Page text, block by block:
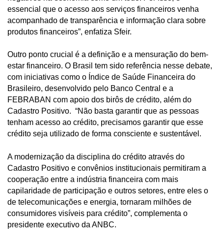
essencial que o acesso aos serviços financeiros venha
acompanhado de transparência e informação clara sobre
produtos financeiros”, enfatiza Sfeir.
Outro ponto crucial é a definição e a mensuração do bem-
estar financeiro. O Brasil tem sido referência nesse debate,
com iniciativas como o Índice de Saúde Financeira do
Brasileiro, desenvolvido pelo Banco Central e a
FEBRABAN com apoio dos birôs de crédito, além do
Cadastro Positivo. “Não basta garantir que as pessoas
tenham acesso ao crédito, precisamos garantir que esse
crédito seja utilizado de forma consciente e sustentável.
A modernização da disciplina do crédito através do
Cadastro Positivo e convênios institucionais permitiram a
cooperação entre a indústria financeira com mais
capilaridade de participação e outros setores, entre eles o
de telecomunicações e energia, tornaram milhões de
consumidores visíveis para crédito”, complementa o
presidente executivo da ANBC.